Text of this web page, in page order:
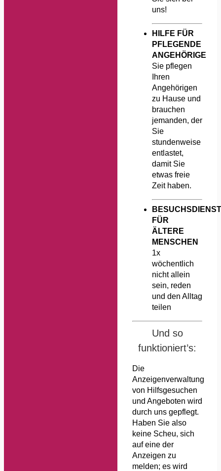
uns!
HILFE FÜR
PFLEGENDE
ANGEHÖRIGE
Sie pflegen
Ihren
Angehörigen
zu Hause und
brauchen
jemanden, der
Sie
stundenweise
entlastet,
damit Sie
etwas freie
Zeit haben.
FÜR
ÄLTERE
MENSCHEN
1x
wöchentlich
nicht allein
sein, reden
und den Alltag
teilen
Und so
funktioniert’s:
Die
Anzeigenverwaltung
von Hilfsgesuchen
und Angeboten wird
durch uns gepflegt.
Haben Sie also
keine Scheu, sich
auf eine der
Anzeigen zu
melden; es wird